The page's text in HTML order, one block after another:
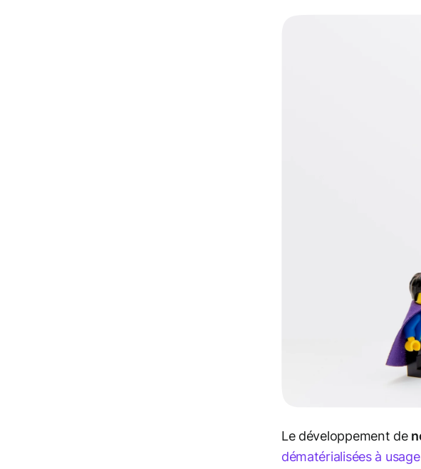
Le développement de
dématérialisées à